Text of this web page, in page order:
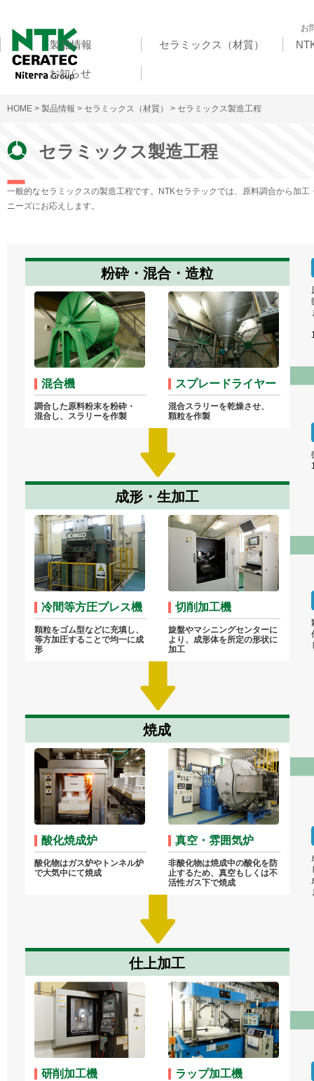
お
製品情報 セラミックス（材質）
お知らせ
HOME > 製品情報 > セラミックス（材質） > セラミックス製造工程
セラミックス製造工程
一般的なセラミックスの製造工程です。NTKセラテックでは、原料調合から加
ニーズにお応えします。
粉砕・混合・造粒
混合機
調合した原料粉末を粉砕・
混合し、スラリーを作製
スプレードライヤー
混合スラリーを乾燥させ、
顆粒を作製
成形・生加工
冷間等方圧プレス機
顆粒をゴム型などに充填し、
等方加圧することで均一に成
形
切削加工機
旋盤やマシニングセンターに
より、成形体を所定の形状に
加工
焼成
酸化焼成炉
酸化物はガス炉やトンネル炉
で大気中にて焼成
真空・雰囲気炉
非酸化物は焼成中の酸化を防
止するため、真空もしくは不
活性ガス下で焼成
仕上加工
研削加工機 ラップ加工機